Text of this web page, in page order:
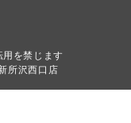
用を禁じます
所沢西口店